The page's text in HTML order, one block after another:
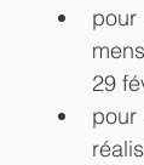
29